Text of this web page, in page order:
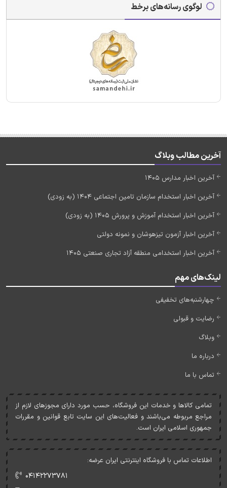
لوگوی رسانه‌های برخط
آخرین مطالب وبلاگ
آخرین اخبار مدارس 1405
آخرین اخبار استخدام سازمان تامین اجتماعی 1404 (به زودی)
آخرین اخبار استخدام آموزش و پرورش 1405 (به زودی)
آخرین اخبار آزمون تیزهوشان و نمونه دولتی
آخرین اخبار استخدامی منطقه آزاد تجاری صنعتی 1405
لینک‌های مهم
چهارشنبه‌های تخفیفی
رضایت و قبولی
وبلاگ
درباره ما
تماس با ما
تمامی کالاها و خدمات اين فروشگاه، حسب مورد دارای مجوزهای لازم از
مراجع مربوطه می‌باشند و فعاليت‌های اين سايت تابع قوانين و مقررات
جمهوری اسلامی ايران است.
اطلاعات تماس با فروشگاه اینترنتی ایران عرضه:
۰۴۱۴۲۲۷۳۷۸۱